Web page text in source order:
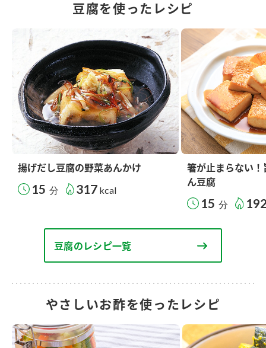
豆腐を使ったレシピ
揚げだし豆腐の野菜あんかけ
15 分 317 kcal
箸が止まらない
ん豆腐
15 分
豆腐のレシピ一覧
やさしいお酢を使ったレシピ